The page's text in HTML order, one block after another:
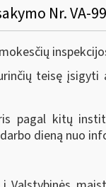
Nr. VA-
teisę
pagal kitų
dieną nuo